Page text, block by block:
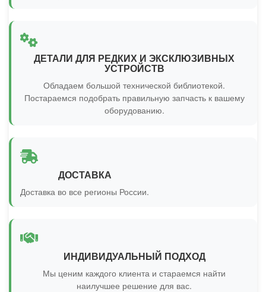
ДЕТАЛИ ДЛЯ РЕДКИХ И ЭКСКЛЮЗИВНЫХ
УСТРОЙСТВ
Обладаем большой технической библиотекой.
Постараемся подобрать правильную запчасть к вашему
оборудованию.
ДОСТАВКА
Доставка во все регионы России.
ИНДИВИДУАЛЬНЫЙ ПОДХОД
Мы ценим каждого клиента и стараемся найти
наилучшее решение для вас.